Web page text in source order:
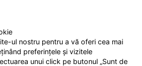
ul nostru pentru a vă oferi cea mai
preferințele și vizitele
unui click pe butonul „Sunt de